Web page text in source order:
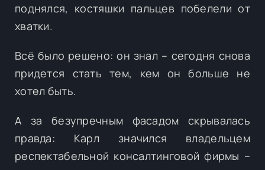
поднялся, костяшки пальцев побелели от
хватки.
Всё было решено: он знал – сегодня снова
придется стать тем, кем он больше не
хотел быть.
А за безупречным фасадом скрывалась
правда: Карл значился владельцем
респектабельной консалтинговой фирмы –